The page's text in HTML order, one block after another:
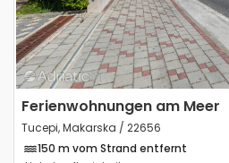
Ferienwohnungen am Meer
Tucepi, Makarska / 22656
150 m vom Strand entfernt